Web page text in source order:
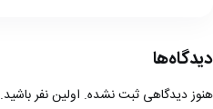
دیدگاه‌ها
هنوز دیدگاهی ثبت نشده. اولین نفر باشید.